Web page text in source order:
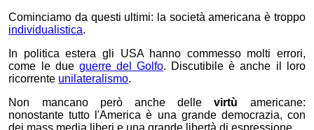
Cominciamo da questi ultimi: la società americana è troppo
individualistica.
In politica estera gli USA hanno commesso molti errori,
come le due guerre del Golfo. Discutibile è anche il loro
ricorrente unilateralismo.
Non mancano però anche dellevirtù americane:
nonostante tutto l'America è una grande democrazia, con
dei mass media liberi e una grande libertà di espressione.